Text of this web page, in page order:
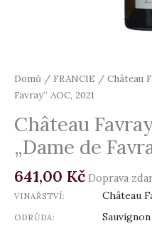
Domů / FRANCIE / Château
Favray“ AOC, 2021
Château
„Dame de
641,00 Kč Doprava
VINAŘSTVÍ: Château
ODRŮDA: